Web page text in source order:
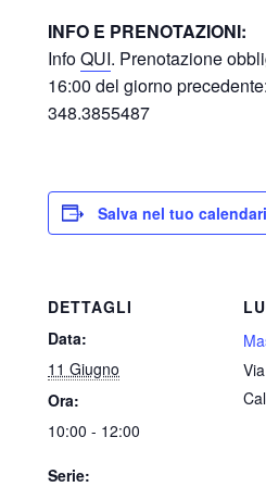
INFO E PRENOTAZIONI:
InfoQUI. Prenotazione
16:00 del giorno
348.3855487
Salva nel tuo
DETTAGLI
Data:
11 Giugno
Ora:
10:00 - 12:00
Serie: